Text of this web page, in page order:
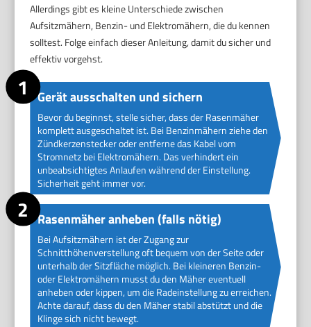
Allerdings gibt es kleine Unterschiede zwischen
Aufsitzmähern, Benzin- und Elektromähern, die du kennen
solltest. Folge einfach dieser Anleitung, damit du sicher und
effektiv vorgehst.
Gerät ausschalten und sichern
Bevor du beginnst, stelle sicher, dass der Rasenmäher
komplett ausgeschaltet ist. Bei Benzinmähern ziehe den
Zündkerzenstecker oder entferne das Kabel vom
Stromnetz bei Elektromähern. Das verhindert ein
unbeabsichtigtes Anlaufen während der Einstellung.
Sicherheit geht immer vor.
Rasenmäher anheben (falls nötig)
Bei Aufsitzmähern ist der Zugang zur
Schnitthöhenverstellung oft bequem von der Seite oder
unterhalb der Sitzfläche möglich. Bei kleineren Benzin-
oder Elektromähern musst du den Mäher eventuell
anheben oder kippen, um die Radeinstellung zu erreichen.
Achte darauf, dass du den Mäher stabil abstützt und die
Klinge sich nicht bewegt.